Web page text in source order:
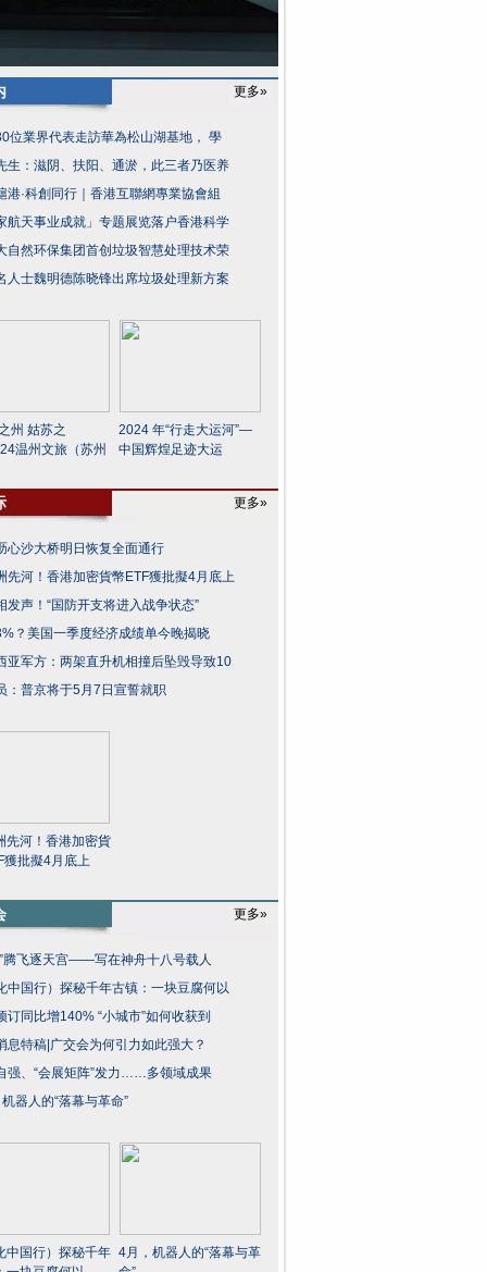
更多»
位業界代表走訪華為松山湖基地， 學
生：滋阴、扶阳、通淤，此三者乃医养
港·科創同行｜香港互聯網專業協會組
航天事业成就」专题展览落户香港科学
自然环保集团首创垃圾智慧处理技术荣
人士魏明德陈晓锋出席垃圾处理新方案
州 姑苏之
温州文旅（苏州
2024 年“行走大运河”—
中国辉煌足迹大运
更多»
心沙大桥明日恢复全面通行
先河！香港加密貨幣ETF獲批擬4月底上
发声！“国防开支将进入战争状态”
？美国一季度经济成绩单今晚揭晓
亚军方：两架直升机相撞后坠毁导致10
：普京将于5月7日宣誓就职
先河！香港加密貨
獲批擬4月底上
更多»
腾飞逐天宫——写在神舟十八号载人
中国行）探秘千年古镇：一块豆腐何以
订同比增140% “小城市”如何收获到
息特稿|广交会为何引力如此强大？
强、“会展矩阵”发力……多领域成果
器人的“落幕与革命”
中国行）探秘千年 4月，机器人的“落幕与革